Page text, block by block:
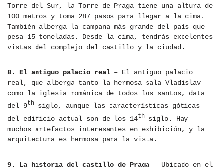
Torre del Sur, la Torre de Praga tiene una altura de
100 metros y toma 287 pasos para llegar a la cima.
También alberga la campana más grande del país que
pesa 15 toneladas. Desde la cima, tendrás excelentes
vistas del complejo del castillo y la ciudad.
8. El antiguo palacio real – El antiguo palacio
real, que alberga tanto la hermosa sala Vladislav
como la iglesia románica de todos los santos, data
del 9th siglo, aunque las características góticas
del edificio actual son de los 14th siglo. Hay
muchos artefactos interesantes en exhibición, y la
arquitectura es hermosa para la vista.
9. La historia del castillo de Praga – Ubicado en el